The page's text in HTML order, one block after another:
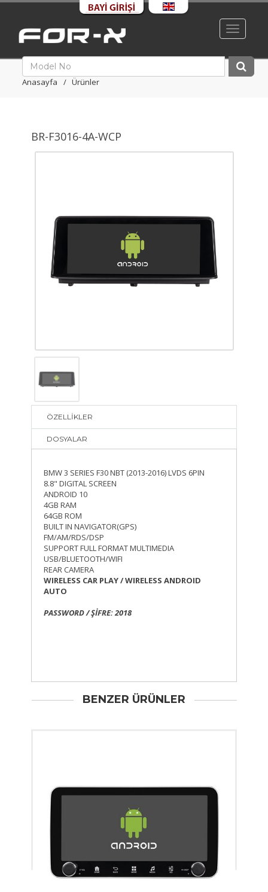
Toggle
Anasayfa Ürünler
BR-F3016-4A-WCP
ÖZELLİKLER
DOSYALAR
BMW 3 SERIES F30 NBT (2013-2016) LVDS 6PIN
8.8" DIGITAL SCREEN
ANDROID 10
4GB RAM
64GB ROM
BUILT IN NAVIGATOR(GPS)
FM/AM/RDS/DSP
SUPPORT FULL FORMAT MULTIMEDIA
USB/BLUETOOTH/WIFI
REAR CAMERA
WIRELESS CAR PLAY / WIRELESS ANDROID
AUTO
PASSWORD / ŞİFRE: 2018
BENZER ÜRÜNLER